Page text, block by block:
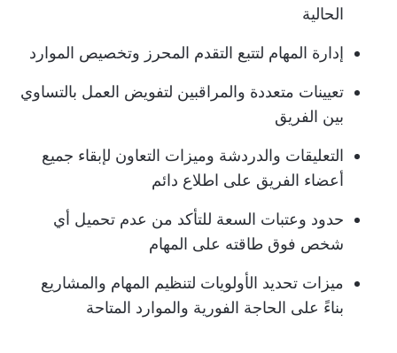
الحالية
إدارة المهام لتتبع التقدم المحرز وتخصيص الموارد
تعيينات متعددة والمراقبين لتفويض العمل بالتساوي
بين الفريق
التعليقات والدردشة وميزات التعاون لإبقاء جميع
أعضاء الفريق على اطلاع دائم
حدود وعتبات السعة للتأكد من عدم تحميل أي
شخص فوق طاقته على المهام
ميزات تحديد الأولويات لتنظيم المهام والمشاريع
بناءً على الحاجة الفورية والموارد المتاحة